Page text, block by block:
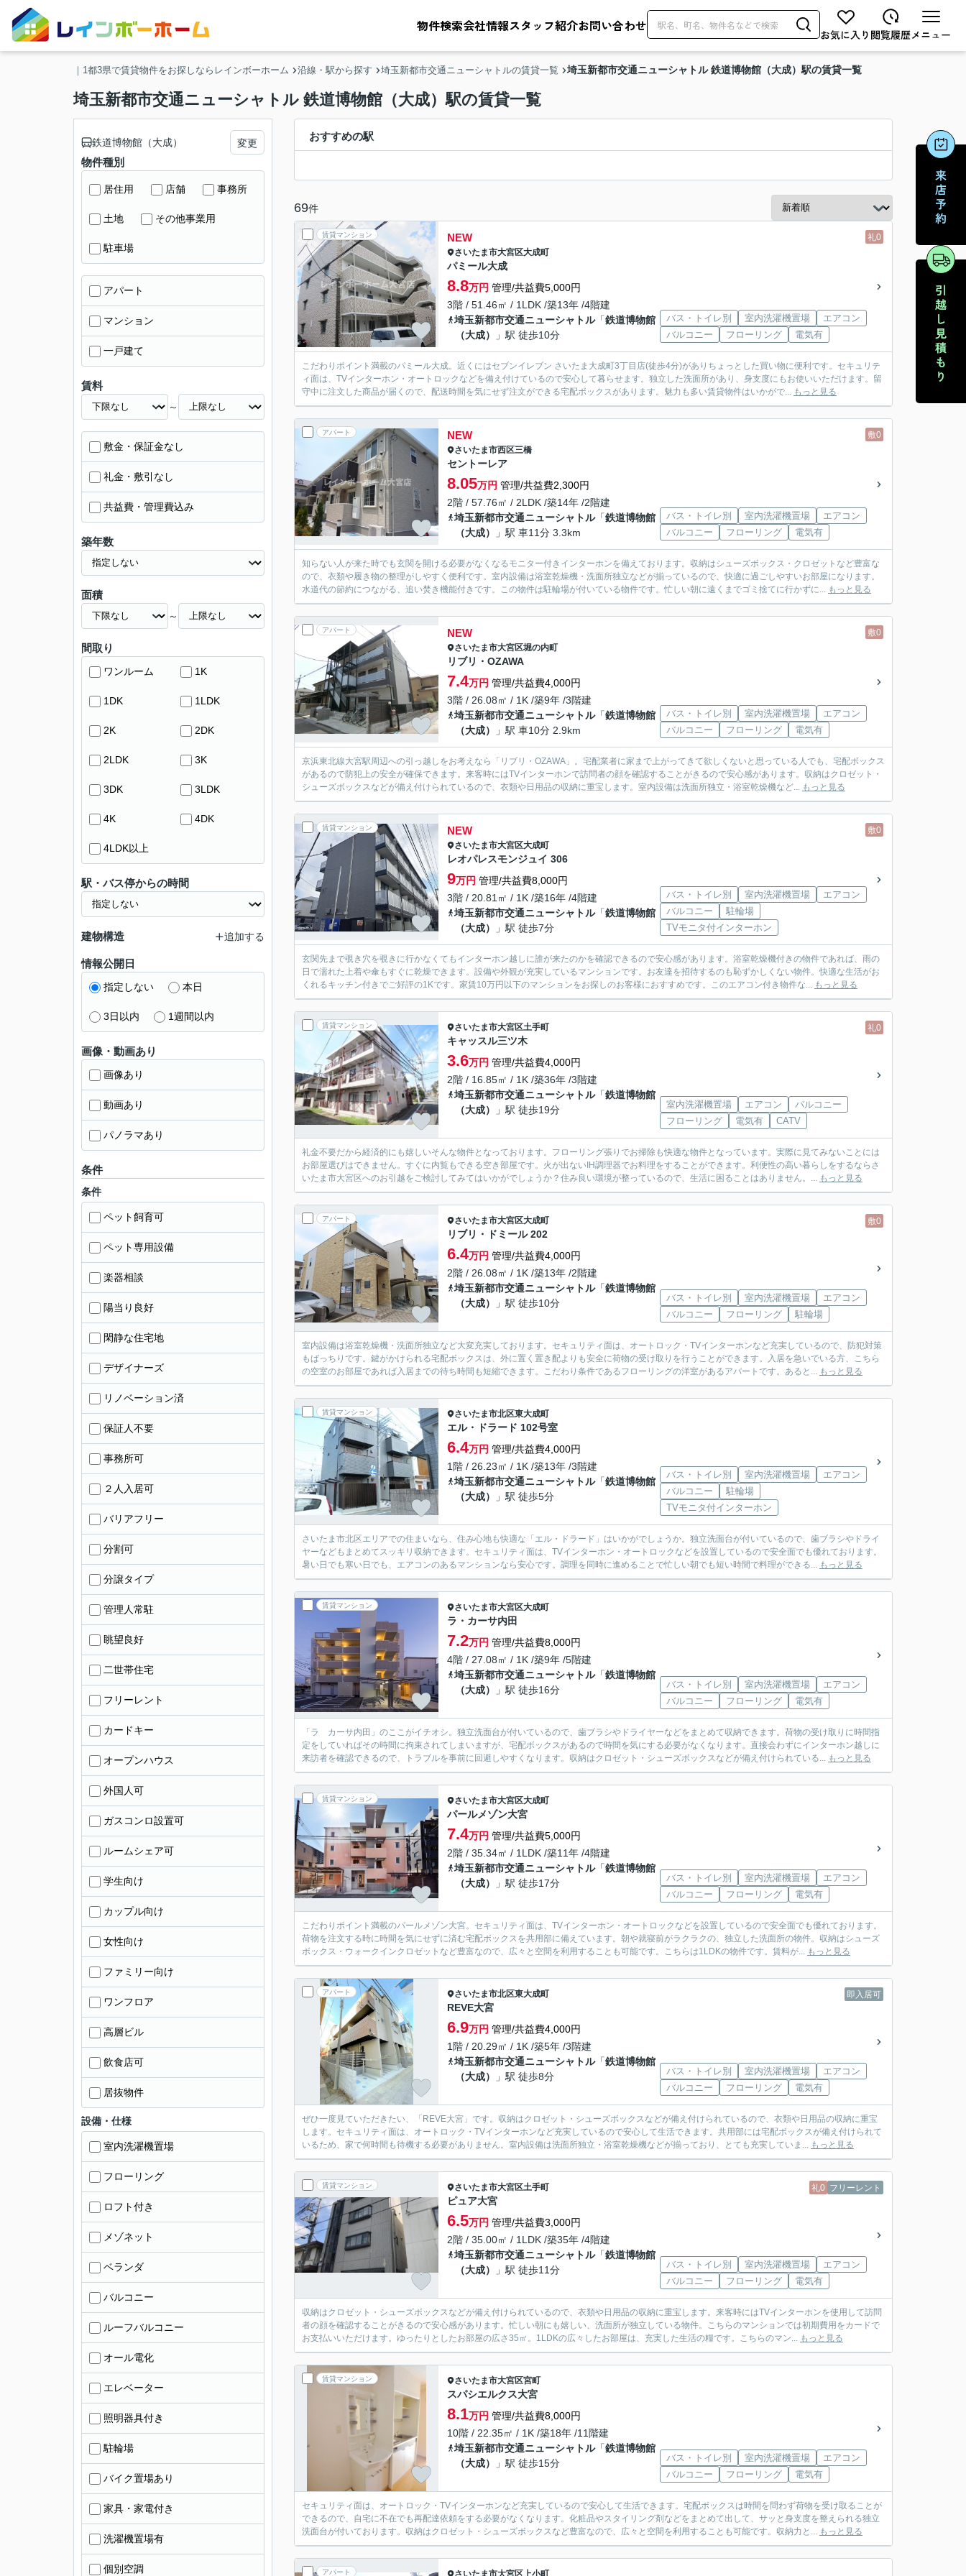
物件検索会社情報スタッフ紹介お問い合わせ
｜1都3県で賃貸物件をお探しならレインボーホーム 沿線・駅から探す 埼玉新都市交通ニューシャトルの賃貸一覧 埼玉新都市交通ニューシャトル 鉄道博物館（大成）駅の賃貸一覧
埼玉新都市交通ニューシャトル 鉄道博物館（大成）駅の賃貸一覧
おすすめの駅
69件
賃貸マンション 礼0
NEW
さいたま市大宮区大成町
パミール大成
8.8万円 管理/共益費5,000円
3階 / 51.46㎡ / 1LDK /築13年 /4階建
埼玉新都市交通ニューシャトル「鉄道博物館
（大成）
」駅 徒歩10分
バス・トイレ別 室内洗濯機置場
エアコン
バルコニー
フローリング 電気有
こだわりポイント満載のパミール大成。近くにはセブンイレブン さいたま大成町3丁目店(徒歩4分)がありちょっとした買い物に便利です。セキュリテ
ィ面は、TVインターホン・オートロックなどを備え付けているので安心して暮らせます。独立した洗面所があり、身支度にもお使いいただけます。留
守中に注文した商品が届くので、配送時間を気にせず注文ができる宅配ボックスがあります。魅力も多い賃貸物件はいかがで... もっと見る
アパート 敷0
NEW
さいたま市西区三橋
セントーレア
8.05万円 管理/共益費2,300円
2階 / 57.76㎡ / 2LDK /築14年 /2階建
埼玉新都市交通ニューシャトル「鉄道博物館
（大成）
」駅 車11分 3.3km
バス・トイレ別 室内洗濯機置場
エアコン
バルコニー
フローリング 電気有
知らない人が来た時でも玄関を開ける必要がなくなるモニター付きインターホンを備えております。収納はシューズボックス・クロゼットなど豊富な
ので、衣類や履き物の整理がしやすく便利です。室内設備は浴室乾燥機・洗面所独立などが揃っているので、快適に過ごしやすいお部屋になります。
水道代の節約につながる、追い焚き機能付きです。この物件は駐輪場が付いている物件です。忙しい朝に遠くまでゴミ捨てに行かずに... もっと見る
アパート 敷0
NEW
さいたま市大宮区堀の内町
リブリ・OZAWA
7.4万円 管理/共益費4,000円
3階 / 26.08㎡ / 1K /築9年 /3階建
埼玉新都市交通ニューシャトル「鉄道博物館
（大成）
」駅 車10分 2.9km
バス・トイレ別 室内洗濯機置場
エアコン
バルコニー
フローリング 電気有
京浜東北線大宮駅周辺への引っ越しをお考えなら「リブリ・OZAWA」。宅配業者に家まで上がってきて欲しくないと思っている人でも、宅配ボックス
があるので防犯上の安全が確保できます。来客時にはTVインターホンで訪問者の顔を確認することがきるので安心感があります。収納はクロゼット・
シューズボックスなどが備え付けられているので、衣類や日用品の収納に重宝します。室内設備は洗面所独立・浴室乾燥機など... もっと見る
賃貸マンション 敷0
NEW
さいたま市大宮区大成町
レオパレスモンジュイ 306
9万円 管理/共益費8,000円
3階 / 20.81㎡ / 1K /築16年 /4階建
埼玉新都市交通ニューシャトル「鉄道博物館
（大成）
」駅 徒歩7分
バス・トイレ別 室内洗濯機置場
エアコン
バルコニー
駐輪場
TVモニタ付インターホン
玄関先まで覗き穴を覗きに行かなくてもインターホン越しに誰が来たのかを確認できるので安心感があります。浴室乾燥機付きの物件であれば、雨の
日で濡れた上着や傘もすぐに乾燥できます。設備や外観が充実しているマンションです。お友達を招待するのも恥ずかしくない物件。快適な生活がお
くれるキッチン付きでご好評の1Kです。家賃10万円以下のマンションをお探しのお客様におすすめです。このエアコン付き物件な... もっと見る
賃貸マンション 礼0
さいたま市大宮区土手町
キャッスル三ツ木
3.6万円 管理/共益費4,000円
2階 / 16.85㎡ / 1K /築36年 /3階建
埼玉新都市交通ニューシャトル「鉄道博物館
（大成）
」駅 徒歩19分 室内洗濯機置場 エアコン
バルコニー
フローリング
電気有 CATV
礼金不要だから経済的にも嬉しいそんな物件となっております。フローリング張りでお掃除も快適な物件となっています。実際に見てみないことには
お部屋選びはできません。すぐに内覧もできる空き部屋です。火が出ないIH調理器でお料理をすることができます。利便性の高い暮らしをするならさ
いたま市大宮区へのお引越をご検討してみてはいかがでしょうか？住み良い環境が整っているので、生活に困ることはありません。... もっと見る
アパート 敷0
さいたま市大宮区大成町
リブリ・ドミール 202
6.4万円 管理/共益費4,000円
2階 / 26.08㎡ / 1K /築13年 /2階建
埼玉新都市交通ニューシャトル「鉄道博物館
（大成）
」駅 徒歩10分 バス・トイレ別 室内洗濯機置場
エアコン
バルコニー
フローリング 駐輪場
室内設備は浴室乾燥機・洗面所独立など大変充実しております。セキュリティ面は、オートロック・TVインターホンなど充実しているので、防犯対策
もばっちりです。鍵がかけられる宅配ボックスは、外に置く置き配よりも安全に荷物の受け取りを行うことができます。入居を急いでいる方、こちら
の空室のお部屋であれば入居までの待ち時間も短縮できます。こだわり条件であるフローリングの洋室があるアパートです。あると... もっと見る
賃貸マンション さいたま市北区東大成町
エル・ドラード 102号室
6.4万円 管理/共益費4,000円
1階 / 26.23㎡ / 1K /築13年 /3階建
埼玉新都市交通ニューシャトル「鉄道博物館
（大成）
」駅 徒歩5分
バス・トイレ別 室内洗濯機置場
エアコン
バルコニー
駐輪場
TVモニタ付インターホン
さいたま市北区エリアでの住まいなら、住み心地も快適な「エル・ドラード」はいかがでしょうか。独立洗面台が付いているので、歯ブラシやドライ
ヤーなどもまとめてスッキリ収納できます。セキュリティ面は、TVインターホン・オートロックなどを設置しているので安全面でも優れております。
暑い日でも寒い日でも、エアコンのあるマンションなら安心です。調理を同時に進めることで忙しい朝でも短い時間で料理ができる... もっと見る
賃貸マンション さいたま市大宮区大成町
ラ・カーサ内田
7.2万円 管理/共益費8,000円
4階 / 27.08㎡ / 1K /築9年 /5階建
埼玉新都市交通ニューシャトル「鉄道博物館
（大成）
」駅 徒歩16分 バス・トイレ別 室内洗濯機置場
エアコン
バルコニー
フローリング 電気有
「ラ カーサ内田」のここがイチオシ。独立洗面台が付いているので、歯ブラシやドライヤーなどをまとめて収納できます。荷物の受け取りに時間指
定をしていればその時間に拘束されてしまいますが、宅配ボックスがあるので時間を気にする必要がなくなります。直接会わずにインターホン越しに
来訪者を確認できるので、トラブルを事前に回避しやすくなります。収納はクロゼット・シューズボックスなどが備え付けられている... もっと見る
賃貸マンション さいたま市大宮区大成町
パールメゾン大宮
7.4万円 管理/共益費5,000円
2階 / 35.34㎡ / 1LDK /築11年 /4階建
埼玉新都市交通ニューシャトル「鉄道博物館
（大成）
」駅 徒歩17分 バス・トイレ別 室内洗濯機置場
エアコン
バルコニー
フローリング 電気有
こだわりポイント満載のパールメゾン大宮。セキュリティ面は、TVインターホン・オートロックなどを設置しているので安全面でも優れております。
荷物を注文する時に時間を気にせずに済む宅配ボックスを共用部に備えています。朝や就寝前がラクラクの、独立した洗面所の物件。収納はシューズ
ボックス・ウォークインクロゼットなど豊富なので、広々と空間を利用することも可能です。こちらは1LDKの物件です。賃料が... もっと見る
アパート 即入居可
さいたま市北区東大成町
REVE大宮
6.9万円 管理/共益費4,000円
1階 / 20.29㎡ / 1K /築5年 /3階建
埼玉新都市交通ニューシャトル「鉄道博物館
（大成）
」駅 徒歩8分 バス・トイレ別 室内洗濯機置場
エアコン
バルコニー
フローリング 電気有
ぜひ一度見ていただきたい、「REVE大宮」です。収納はクロゼット・シューズボックスなどが備え付けられているので、衣類や日用品の収納に重宝
します。セキュリティ面は、オートロック・TVインターホンなど充実しているので安心して生活できます。共用部には宅配ボックスが備え付けられて
いるため、家で何時間も待機する必要がありません。室内設備は洗面所独立・浴室乾燥機などが揃っており、とても充実していま... もっと見る
賃貸マンション 礼0 フリーレント
さいたま市大宮区土手町
ピュア大宮
6.5万円 管理/共益費3,000円
2階 / 35.00㎡ / 1LDK /築35年 /4階建
埼玉新都市交通ニューシャトル「鉄道博物館
（大成）
」駅 徒歩11分 バス・トイレ別 室内洗濯機置場
エアコン
バルコニー
フローリング 電気有
収納はクロゼット・シューズボックスなどが備え付けられているので、衣類や日用品の収納に重宝します。来客時にはTVインターホンを使用して訪問
者の顔を確認することがきるので安心感があります。忙しい朝にも嬉しい、洗面所が独立している物件。こちらのマンションでは初期費用をカードで
お支払いいただけます。ゆったりとしたお部屋の広さ35㎡。1LDKの広々したお部屋は、充実した生活の糧です。こちらのマン... もっと見る
賃貸マンション さいたま市大宮区宮町
スパシエルクス大宮
8.1万円 管理/共益費8,000円
10階 / 22.35㎡ / 1K /築18年 /11階建
埼玉新都市交通ニューシャトル「鉄道博物館
（大成）
」駅 徒歩15分 バス・トイレ別 室内洗濯機置場
エアコン
バルコニー
フローリング 電気有
セキュリティ面は、オートロック・TVインターホンなど充実しているので安心して生活できます。宅配ボックスは時間を問わず荷物を受け取ることが
できるので、自宅に不在でも再配達依頼をする必要がなくなります。化粧品やスタイリング剤などをまとめて出して、サッと身支度を整えられる独立
洗面台が付いております。収納はクロゼット・シューズボックスなど豊富なので、広々と空間を利用することも可能です。収納力と... もっと見る
アパート さいたま市大宮区 上小町
鉄道博物館（大成） 変更
物件種別
居住用 店舗 事務所
土地 その他事業用
駐車場
アパート
マンション
一戸建て
賃料
～
敷金・保証金なし
礼金・敷引なし
共益費・管理費込み
築年数
面積
～
間取り
ワンルーム 1K
1DK 1LDK
2K 2DK
2LDK 3K
3DK 3LDK
4K 4DK
4LDK以上
駅・バス停からの時間
建物構造 追加する
情報公開日
指定しない 本日
3日以内 1週間以内
画像・動画あり
画像あり
動画あり
パノラマあり
条件
条件
ペット飼育可
ペット専用設備
楽器相談
陽当り良好
閑静な住宅地
デザイナーズ
リノベーション済
保証人不要
事務所可
２人入居可
バリアフリー
分割可
分譲タイプ
管理人常駐
眺望良好
二世帯住宅
フリーレント
カードキー
オープンハウス
外国人可
ガスコンロ設置可
ルームシェア可
学生向け
カップル向け
女性向け
ファミリー向け
ワンフロア
高層ビル
飲食店可
居抜物件
設備・仕様
室内洗濯機置場
フローリング
ロフト付き
メゾネット
ベランダ
バルコニー
ルーフバルコニー
オール電化
エレベーター
照明器具付き
駐輪場
バイク置場あり
家具・家電付き
洗濯機置場有
個別空調